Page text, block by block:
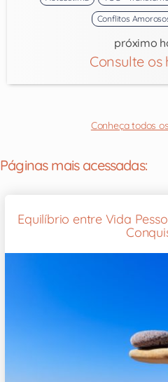
Conflitos
próximo
Consulte os
Conheça todos
Páginas mais acessadas:
Equilíbrio entre Vida